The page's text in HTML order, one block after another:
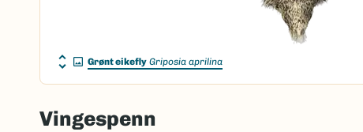
Grønt eikefly Griposia aprilina
Vingespenn